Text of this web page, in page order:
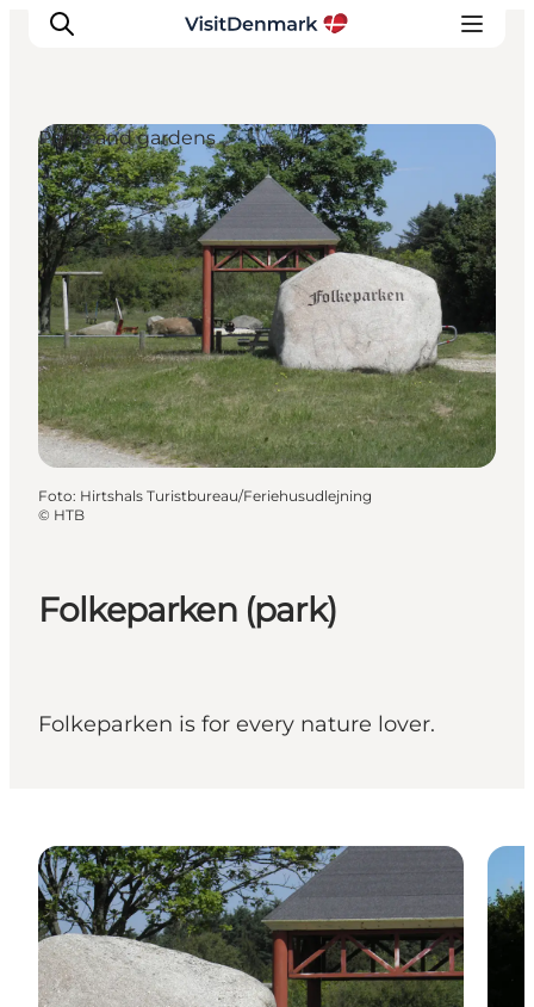
Ispirazioni
Dove andare
Cosa fare
Dove dormire
Pianifica il viaggio
Folkeparken (park)
Folkeparken is for every nature lover.
Parks and gardens
Foto: Hirtshals Turistbureau/Feriehusudlejning
© HTB